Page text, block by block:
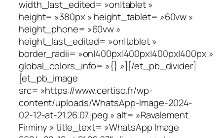
width_last_edited= »on|tablet »
height= »380px » height_tablet= »60vw »
height_phone= »60vw »
height_last_edited= »on|tablet »
border_radii= »on|400px|400px|400px|400px »
global_colors_info= »{} »][/et_pb_divider]
[et_pb_image
src= »https://www.certiso.fr/wp-
content/uploads/WhatsApp-Image-2024-
02-12-at-21.26.07.jpeg » alt= »Ravalement
Firminy » title_text= »WhatsApp Image